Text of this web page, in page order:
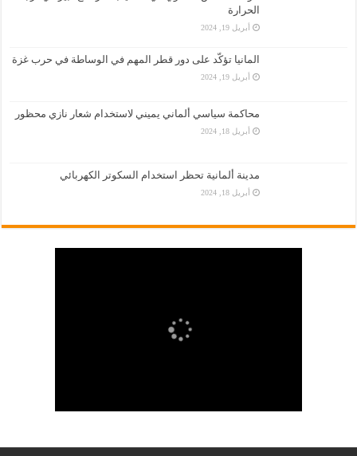
الحرارة
أبريل 19, 2024
المانيا تؤكّد على دور قطر المهم في الوساطة في حرب غزة
أبريل 19, 2024
محاكمة سياسي ألماني يميني لاستخدام شعار نازي محظور
أبريل 18, 2024
مدينة ألمانية تحظر استخدام السكوتر الكهربائي
أبريل 18, 2024